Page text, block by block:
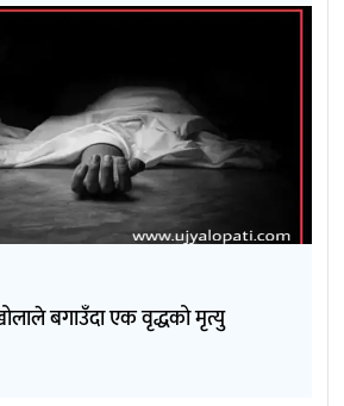
बगाउँदा एक वृद्धको मृत्यु